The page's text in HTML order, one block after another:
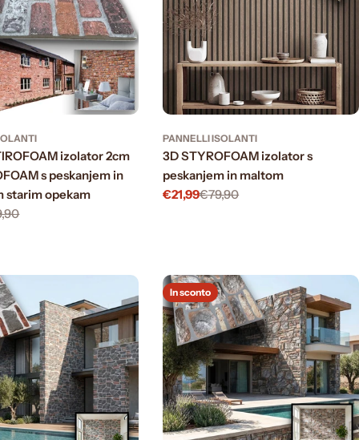
izolator 2cm
s peskanjem in
starim opekam
PANNELLI ISOLANTI
3D STYROFOAM izolator s
peskanjem in maltom
Prezzo
€21,99
Prezzo€79,90
In sconto